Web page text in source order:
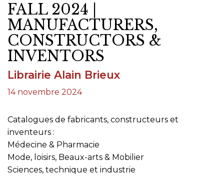
FALL 2024 |
MANUFACTURERS,
CONSTRUCTORS &
INVENTORS
Librairie Alain Brieux
14 novembre 2024
Catalogues de fabricants, constructeurs et
inventeurs :
Médecine & Pharmacie
Mode, loisirs, Beaux-arts & Mobilier
Sciences, technique et industrie